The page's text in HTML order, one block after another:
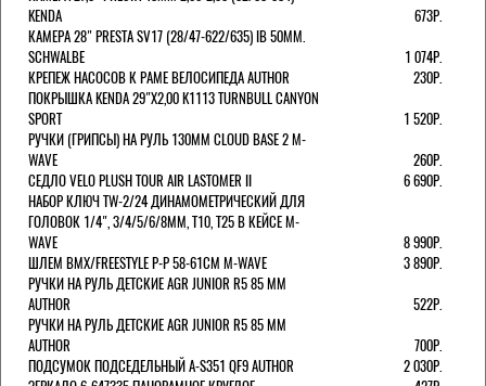
KENDA
673Р.
КАМЕРА 28" PRESTA SV17 (28/47-622/635) IB 50MM.
SCHWALBE
1 074Р.
КРЕПЕЖ НАСОСОВ К РАМЕ ВЕЛОСИПЕДА AUTHOR
230Р.
ПОКРЫШКА KENDA 29"Х2,00 K1113 TURNBULL CANYON
SPORT
1 520Р.
РУЧКИ (ГРИПСЫ) НА РУЛЬ 130ММ CLOUD BASE 2 M-
WAVE
260Р.
СЕДЛО VELO PLUSH TOUR AIR LASTOMER II
6 690Р.
НАБОР КЛЮЧ TW-2/24 ДИНАМОМЕТРИЧЕСКИЙ ДЛЯ
ГОЛОВОК 1/4", 3/4/5/6/8ММ, T10, T25 В КЕЙСЕ M-
WAVE
8 990Р.
ШЛЕМ ВМХ/FREESTYLE Р-Р 58-61СМ M-WAVE
3 890Р.
РУЧКИ НА РУЛЬ ДЕТСКИЕ AGR JUNIOR R5 85 ММ
AUTHOR
522Р.
РУЧКИ НА РУЛЬ ДЕТСКИЕ AGR JUNIOR R5 85 ММ
AUTHOR
700Р.
ПОДСУМОК ПОДСЕДЕЛЬНЫЙ A-S351 QF9 AUTHOR
2 030Р.